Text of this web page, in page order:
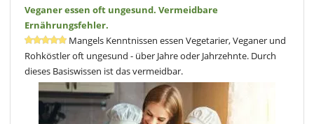
Veganer essen oft ungesund. Vermeidbare
Ernährungsfehler.
Mangels Kenntnissen essen Vegetarier, Veganer und
Rohköstler oft ungesund - über Jahre oder Jahrzehnte. Durch
dieses Basiswissen ist das vermeidbar.